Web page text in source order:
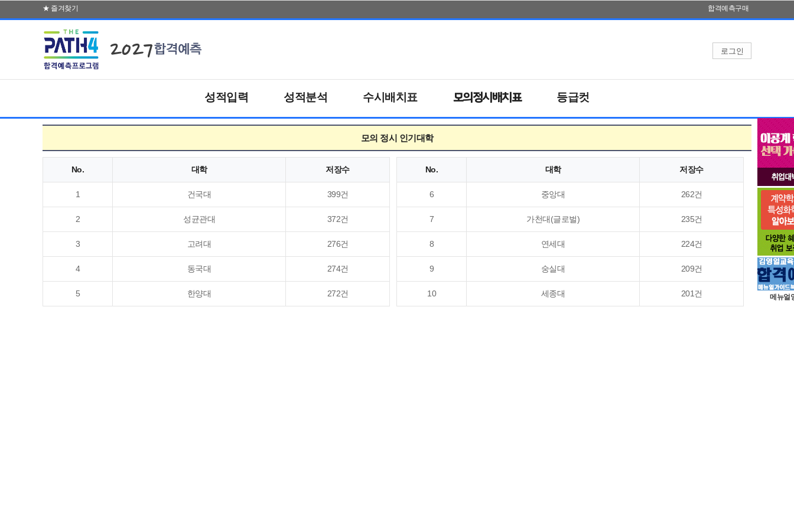
★ 즐겨찾기 합격예측구매
2027
성적입력 성적분석 수시배치표 모의정시배치표 등급컷
모의 정시 인기대학
No. 대학 저장수
1 건국대 399건
2 성균관대 372건
3 고려대 276건
4 동국대 274건
5 한양대 272건
No. 대학 저장수
6 중앙대 262건
7 가천대(글로벌) 235건
8 연세대 224건
9 숭실대 209건
10 세종대 201건 메뉴얼